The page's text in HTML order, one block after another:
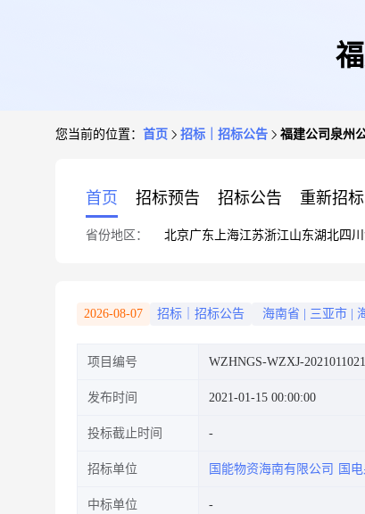
您当前的位置： 首页 招标｜招标公告 福建公司泉州
首页 招标预告 招标公告 重新招标
省份地区： 北京广东 上海江苏浙江山东湖北四川
2026-08-07 招标｜招标公告 海南省 三亚市
项目编号 WZHNGS-WZXJ-2021011021
发布时间 2021-01-15 00:00:00
投标截止时间
招标单位 国能物资海南有限公司 国
中标单位